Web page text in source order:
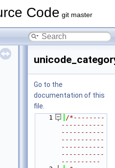
Code git master
Go to the
documentation of this
file.
    1
/*--------
-----------
-----------
-----------
-----------
-----------
----------